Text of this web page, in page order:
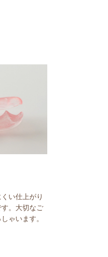
い仕上がり
。大切なご
ゃいます。